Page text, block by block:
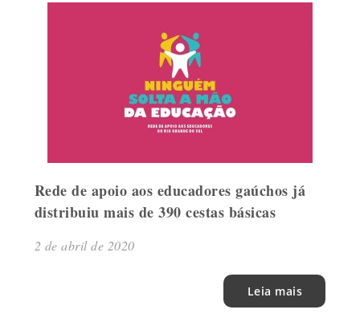
Rede de apoio aos educadores gaúchos já
distribuiu mais de 390 cestas básicas
2 de abril de 2020
Leia mais